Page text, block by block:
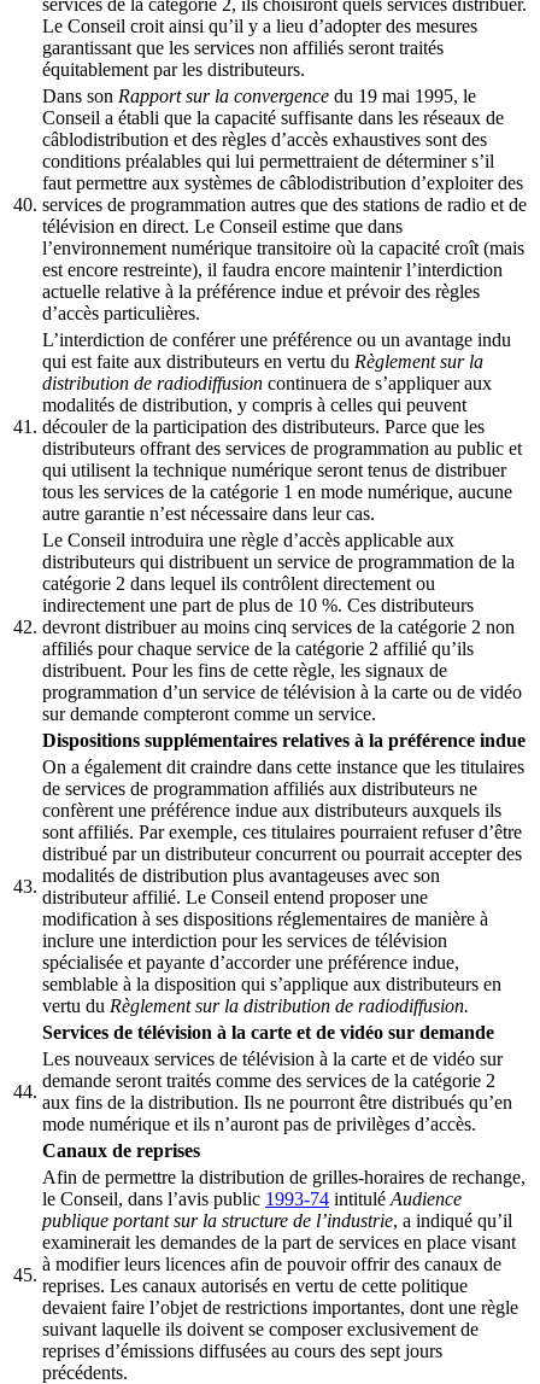
Le Conseil croit ainsi qu’il y a lieu d’adopter des mesures
garantissant que les services non affiliés seront traités
équitablement par les distributeurs.
40.
Dans son Rapport sur la convergence du 19 mai 1995, le
Conseil a établi que la capacité suffisante dans les réseaux de
câblodistribution et des règles d’accès exhaustives sont des
conditions préalables qui lui permettraient de déterminer s’il
faut permettre aux systèmes de câblodistribution d’exploiter des
services de programmation autres que des stations de radio et de
télévision en direct. Le Conseil estime que dans
l’environnement numérique transitoire où la capacité croît (mais
est encore restreinte), il faudra encore maintenir l’interdiction
actuelle relative à la préférence indue et prévoir des règles
d’accès particulières.
41.
L’interdiction de conférer une préférence ou un avantage indu
qui est faite aux distributeurs en vertu du Règlement sur la
distribution de radiodiffusion continuera de s’appliquer aux
modalités de distribution, y compris à celles qui peuvent
découler de la participation des distributeurs. Parce que les
distributeurs offrant des services de programmation au public et
qui utilisent la technique numérique seront tenus de distribuer
tous les services de la catégorie 1 en mode numérique, aucune
autre garantie n’est nécessaire dans leur cas.
42.
Le Conseil introduira une règle d’accès applicable aux
distributeurs qui distribuent un service de programmation de la
catégorie 2 dans lequel ils contrôlent directement ou
indirectement une part de plus de 10 %. Ces distributeurs
devront distribuer au moins cinq services de la catégorie 2 non
affiliés pour chaque service de la catégorie 2 affilié qu’ils
distribuent. Pour les fins de cette règle, les signaux de
programmation d’un service de télévision à la carte ou de vidéo
sur demande compteront comme un service.
Dispositions supplémentaires relatives à la préférence indue
43.
On a également dit craindre dans cette instance que les titulaires
de services de programmation affiliés aux distributeurs ne
confèrent une préférence indue aux distributeurs auxquels ils
sont affiliés. Par exemple, ces titulaires pourraient refuser d’être
distribué par un distributeur concurrent ou pourrait accepter des
modalités de distribution plus avantageuses avec son
distributeur affilié. Le Conseil entend proposer une
modification à ses dispositions réglementaires de manière à
inclure une interdiction pour les services de télévision
spécialisée et payante d’accorder une préférence indue,
semblable à la disposition qui s’applique aux distributeurs en
vertu du Règlement sur la distribution de radiodiffusion.
Services de télévision à la carte et de vidéo sur demande
44.
Les nouveaux services de télévision à la carte et de vidéo sur
demande seront traités comme des services de la catégorie 2
aux fins de la distribution. Ils ne pourront être distribués qu’en
mode numérique et ils n’auront pas de privilèges d’accès.
Canaux de reprises
45.
Afin de permettre la distribution de grilles-horaires de rechange,
le Conseil, dans l’avis public 1993-74 intitulé Audience
publique portant sur la structure de l’industrie, a indiqué qu’il
examinerait les demandes de la part de services en place visant
à modifier leurs licences afin de pouvoir offrir des canaux de
reprises. Les canaux autorisés en vertu de cette politique
devaient faire l’objet de restrictions importantes, dont une règle
suivant laquelle ils doivent se composer exclusivement de
reprises d’émissions diffusées au cours des sept jours
précédents.